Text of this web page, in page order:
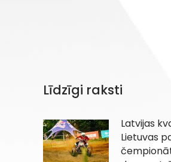
Līdzīgi raksti
Latvijas
Lietuvas